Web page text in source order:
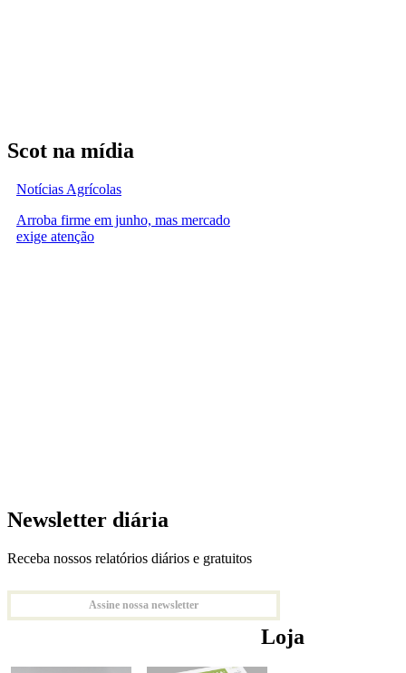
Scot na mídia
Notícias Agrícolas
Arroba firme em junho, mas mercado
exige atenção
Newsletter diária
Receba nossos relatórios diários e gratuitos
Assine nossa newsletter
Loja